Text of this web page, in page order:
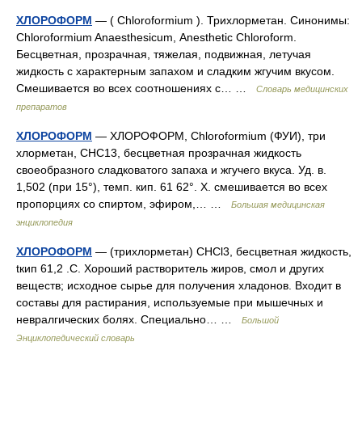
ХЛОРОФОРМ — ( Сhloroformium ). Трихлорметан. Синонимы:
Chloroformium Anaesthesicum, Аnеsthetic Сhloroform.
Бесцветная, прозрачная, тяжелая, подвижная, летучая
жидкость с характерным запахом и сладким жгучим вкусом.
Смешивается во всех соотношениях с… …
Словарь медицинских
препаратов
ХЛОРОФОРМ — ХЛОРОФОРМ, Chloroformium (ФУИ), три
хлорметан, СНС13, бесцветная прозрачная жидкость
своеобразного сладковатого запаха и жгучего вкуса. Уд. в.
1,502 (при 15°), темп. кип. 61 62°. X. смешивается во всех
пропорциях со спиртом, эфиром,… …
Большая медицинская
энциклопедия
ХЛОРОФОРМ — (трихлорметан) СНСl3, бесцветная жидкость,
tкип 61,2 .С. Хороший растворитель жиров, смол и других
веществ; исходное сырье для получения хладонов. Входит в
составы для растирания, используемые при мышечных и
невралгических болях. Специально… …
Большой
Энциклопедический словарь